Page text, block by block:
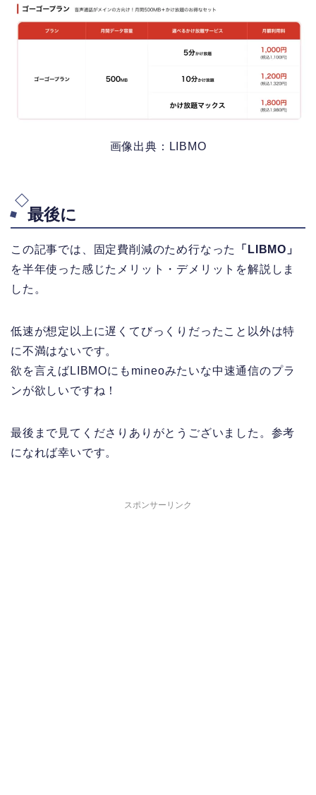
画像出典：LIBMO
最後に
この記事では、固定費削減のため行なった
「LIBMO」
を半年使った感じたメリット・デメリットを解説しま
した。
低速が想定以上に遅くてびっくりだったこと以外は特
に不満はないです。
欲を言えばLIBMOにもmineoみたいな中速通信のプラ
ンが欲しいですね！
最後まで見てくださりありがとうございました。参考
になれば幸いです。
スポンサーリンク